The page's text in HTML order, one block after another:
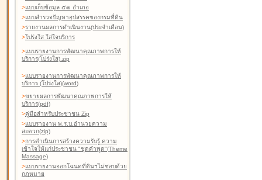
>แบบเก็บข้อมูล ๕๗ อำเภอ
>แบบสำรวจปัญหาอุปสรรคของกรมที่ดิน
>รายงานผลการดำเนินงาน(ประจำเดือน)
>โปร่งใส ใส่ใจบริการ
>แบบรายงานการพัฒนาคุณภาพการให้
บริการ(โปร่งใส).zip
>แบบรายงานการพัฒนาคุณภาพการให้
บริการ (โปร่งใส)(word)
>ขยายผลการพัฒนาคุณภาพการให้
บริการ(pdf)
>คู่มือสำหรับประชาชน Zip
>แบบรายงาน พ.ร.บ.อำนวยความ
สะดวก(zip)
>การดำเนินการสร้างความรับรู้ ความ
เข้าใจให้แก่ประชาชน "ชุดคำพูด"(Theme
Massage)
>แบบรายงานออกโฉนดที่ดินฯไม่ชอบด้วย
กฎหมาย